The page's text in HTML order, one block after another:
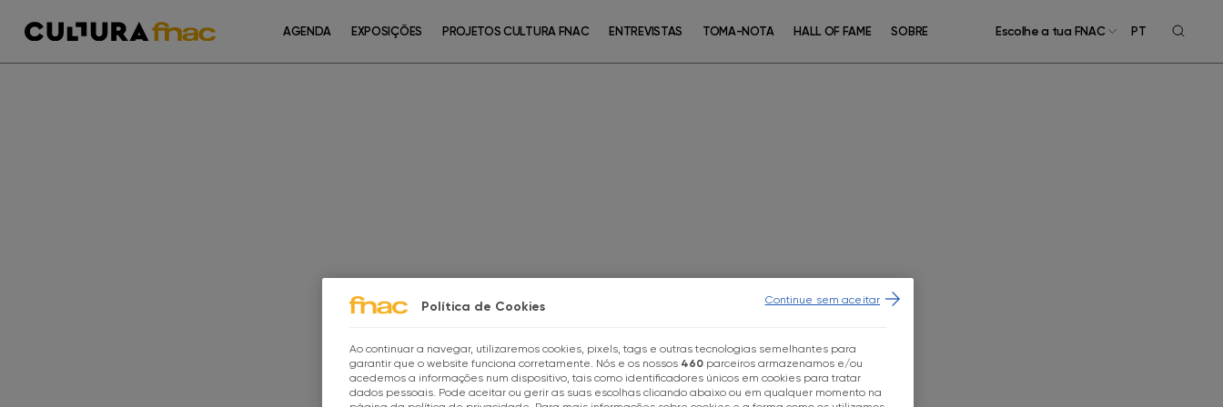
AGENDA EXPOSIÇÕES PROJETOS CULTURA FNAC ENTREVISTAS TOMA-NOTA HALL OF FAME SOBRE Escolhe a tua FNAC PT
Política de Cookies
Ao continuar a navegar, utilizaremos cookies, pixels, tags e outras tecnologias semelhantes para
garantir que o website funciona corretamente. Nós e os nossos 460 parceiros armazenamos e/ou
acedemos a informações num dispositivo, tais como identificadores únicos em cookies para tratar
dados pessoais. Pode aceitar ou gerir as suas escolhas clicando abaixo ou em qualquer momento na
Continue sem aceitar